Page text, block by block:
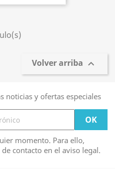
Volver arriba 
noticias y ofertas especiales
momento. Para ello,
contacto en el aviso legal.